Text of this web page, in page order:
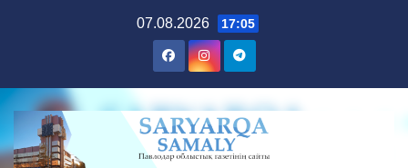
07.08.2026 17:05